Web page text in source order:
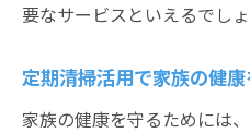
要なサービスといえるでしょ
定期清掃活用で家族の健
家族の健康を守るためには